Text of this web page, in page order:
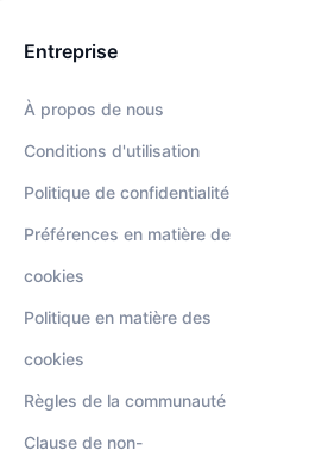
Entreprise
À propos de nous
Conditions d'utilisation
Politique de confidentialité
Préférences en matière de
cookies
Politique en matière des
cookies
Règles de la communauté
Clause de non-